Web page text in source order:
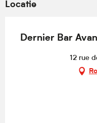
Locatie
Dernier Bar
12 rue